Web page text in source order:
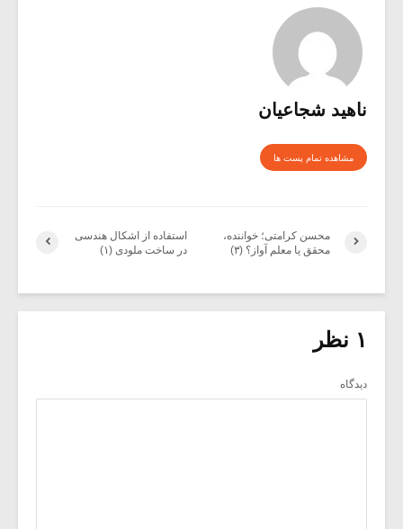
ناهید شجاعیان
مشاهده تمام پست ها
استفاده از اشکال هندسی
در ساخت ملودی (۱)
محسن کرامتی؛ خواننده،
محقق یا معلم آواز؟ (۳)
۱ نظر
دیدگاه